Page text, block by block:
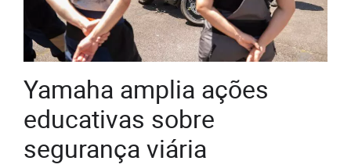
Yamaha amplia ações
educativas sobre
segurança viária